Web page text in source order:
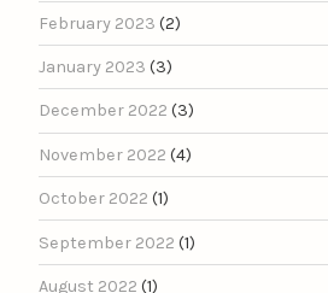
February 2023 (2)
January 2023 (3)
December 2022 (3)
November 2022 (4)
October 2022 (1)
September 2022 (1)
August 2022 (1)